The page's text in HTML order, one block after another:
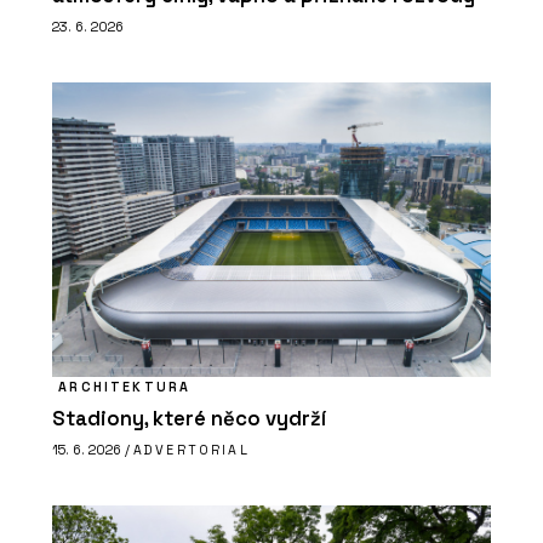
23. 6. 2026
ARCHITEKTURA
Stadiony, které něco vydrží
15. 6. 2026 / ADVERTORIAL